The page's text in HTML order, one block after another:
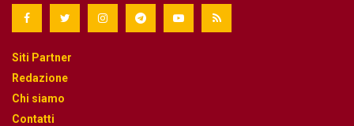
Siti Partner
Redazione
Chi siamo
Contatti